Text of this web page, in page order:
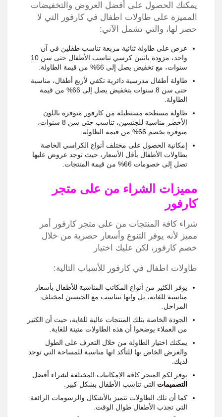
يمكنك الحصول على أفضل العروض والتخفيضات
المميزة على طاولات اطفال في كارفور التي لا
حصر لها، والتي تشمل الآتي:
عرض على طاولة ثنائية مربعة تناسب طفلين في آن
واحد، مزودة باثنين كرسي تناسب الأطفال حتى سن 10
سنوات، مع تخفيض يصل إلى 66% من قيمة الطاولة.
طاولة أطفال مدرسية دائرية تكفي لأربع أطفال، مناسبة
حتى سن 8 سنوات بتخفيض يصل إلى 66% من قيمة
الطاولة.
طاولة مسطحة مستطيلة من كارفور متوفرة باللون
الأخضر مناسبة للجنسين، تناسب حتى سن 8 سنوات،
متوفرة بخصم 66% من قيمة الطاولة.
إمكانية الحصول على مختلف أنواع الكراسي الخاصة
بطاولات الأطفال بأقل الأسعار، حيث توجد عروض عليها
تصل إلى خصومات 66% من قيمة المنتجات.
مميزات الشراء من على متجر
كارفور
شراء كافة المنتجات من على متجر كارفور أمر
مميز لأنه يوفر التنوع وأسعار حصرية من خلال
خصم كارفور، لكن عليك اختيار
طاولات اطفال في كارفور للأسباب التالية:
يوفر الكثير من أنواع المكاتب المناسبة للأطفال بأسعار
مناسبة للغاية، بل وإنها تتناسب مع الجنسين لمختلف
المراحل.
الجودة الخاصة بتلك المنتجات عالية للغاية، حيث أن الكثير
من العملاء يوضحوا أن هذه الطاولات متينة للغاية.
يمكنك اختيار الطاولة من خلال التعرف على الطول
والعرض الخاص بها للتأكد انها مناسبة للمساحة التي توجد
لديك.
يوفر لكم المتجر كافة الإمكانيات المختلفة لشراء أفضل
التصميمات التي تناسب الأطفال بشكل كبير.
كما أن تلك الطاولات تتميز بالأشكال والرسومات الرائعة
التي تجذب الأطفال طوال الوقت.